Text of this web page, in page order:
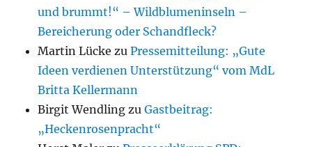
und brummt!“ – Wildblumeninseln –
Bereicherung oder Schandfleck?
Martin Lücke zuPressemitteilung: „Gute
Ideen verdienen Unterstützung“ vom MdL
Britta Kellermann
Birgit Wendling zuGastbeitrag:
„Heckenrosenpracht“